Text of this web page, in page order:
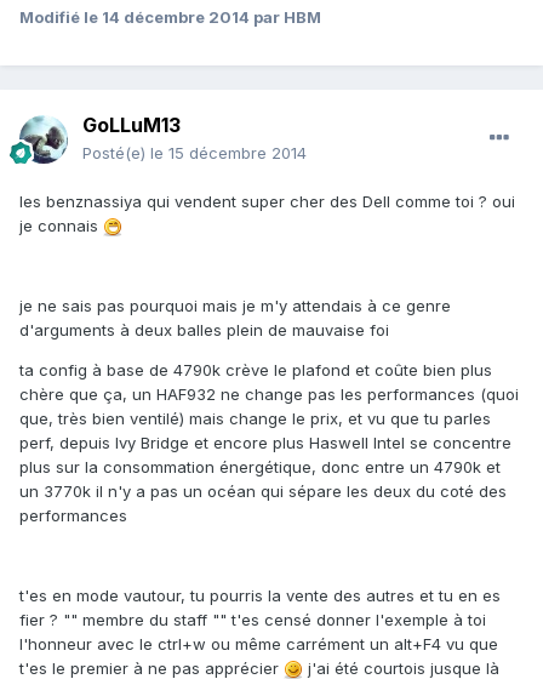
Modifié le 14 décembre 2014 par HBM
GoLLuM13
Posté(e) le 15 décembre 2014
les benznassiya qui vendent super cher des Dell comme toi ? oui
je connais
je ne sais pas pourquoi mais je m'y attendais à ce genre
d'arguments à deux balles plein de mauvaise foi
ta config à base de 4790k crève le plafond et coûte bien plus
chère que ça, un HAF932 ne change pas les performances (quoi
que, très bien ventilé) mais change le prix, et vu que tu parles
perf, depuis Ivy Bridge et encore plus Haswell Intel se concentre
plus sur la consommation énergétique, donc entre un 4790k et
un 3770k il n'y a pas un océan qui sépare les deux du coté des
performances
t'es en mode vautour, tu pourris la vente des autres et tu en es
fier ? "" membre du staff "" t'es censé donner l'exemple à toi
l'honneur avec le ctrl+w ou même carrément un alt+F4 vu que
t'es le premier à ne pas apprécier
j'ai été courtois jusque là